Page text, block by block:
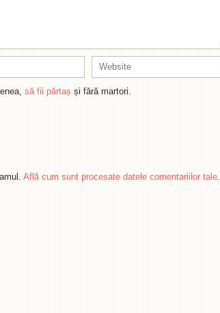
să fii părtaș și fără martori.
Află cum sunt procesate datele comentariilor tale.